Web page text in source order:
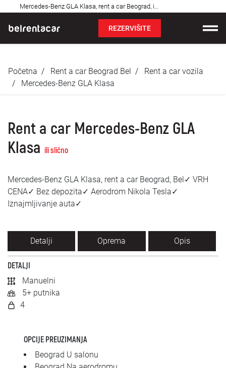
Mercedes-Benz GLA Klasa, rent a car Beograd, iznajmljivanje auta: Bel✓
pitanja
REZERVIŠITE
Cene
O nama
Najčešća pitanja
Blog
Kontakt
SRPSKI
СРПСКИ
ENGLISH
Početna Rent a car Beograd Bel
Rent a car vozila
Mercedes-Benz GLA Klasa
Rent a car Mercedes-Benz GLA
Klasa ili slično
Mercedes-Benz GLA Klasa, rent a car Beograd, Bel✓ VRH
CENA✓ Bez depozita✓ Aerodrom Nikola Tesla✓
Iznajmljivanje auta✓
Detalji Oprema Opis
DETALJI
Manuelni
5+ putnika
4
OPCIJE PREUZIMANJA
Beograd U salonu